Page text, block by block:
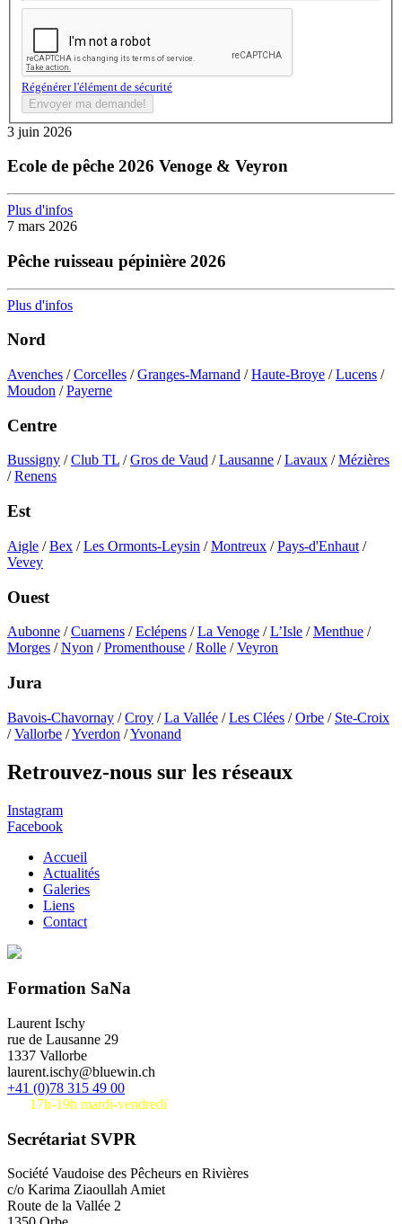
Régénérer l'élément de sécurité
Envoyer ma demande!
3 juin 2026
Ecole de pêche 2026 Venoge & Veyron
Plus d'infos
7 mars 2026
Pêche ruisseau pépinière 2026
Plus d'infos
Nord
Avenches /Corcelles /Granges-Marnand /Haute-Broye /Lucens /
Moudon /Payerne
Centre
Bussigny /Club TL /Gros de Vaud /Lausanne /Lavaux /Mézières
/Renens
Est
Aigle /Bex /Les Ormonts-Leysin /Montreux /Pays-d'Enhaut /
Vevey
Ouest
Aubonne /Cuarnens /Eclépens /La Venoge /L’Isle /Menthue /
Morges /Nyon /Promenthouse /Rolle /Veyron
Jura
Bavois-Chavornay /Croy /La Vallée /Les Clées /Orbe / Ste-Croix
/Vallorbe /Yverdon /Yvonand
Retrouvez-nous sur les réseaux
Instagram
Facebook
Accueil
Actualités
Galeries
Liens
Contact
Formation SaNa
Laurent Ischy
rue de Lausanne 29
1337 Vallorbe
laurent.ischy@bluewin.ch
+41 (0)78 315 49 00
17h-19h mardi-vendredi
Secrétariat SVPR
Société Vaudoise des Pêcheurs en Rivières
c/o Karima Ziaoullah Amiet
Route de la Vallée 2